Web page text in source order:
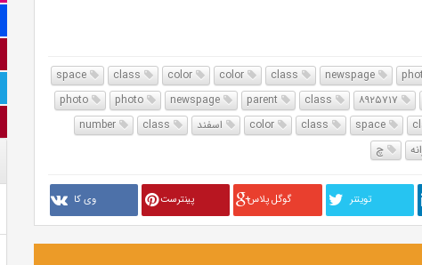
اسفند
چ
تويتنر گوگل پلاس پینترست وی کا